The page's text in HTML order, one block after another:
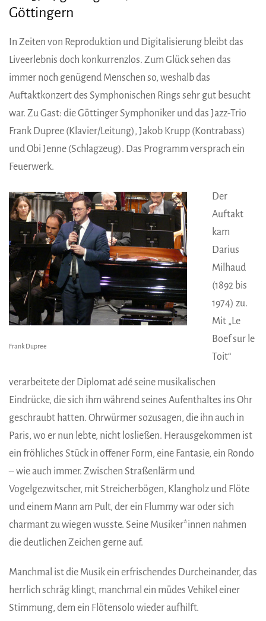
Göttingern
In Zeiten von Reproduktion und Digitalisierung bleibt das
Liveerlebnis doch konkurrenzlos. Zum Glück sehen das
immer noch genügend Menschen so, weshalb das
Auftaktkonzert des Symphonischen Rings sehr gut besucht
war. Zu Gast: die Göttinger Symphoniker und das Jazz-Trio
Frank Dupree (Klavier/Leitung), Jakob Krupp (Kontrabass)
und Obi Jenne (Schlagzeug). Das Programm versprach ein
Feuerwerk.
Frank Dupree
Der
Auftakt
kam
Darius
Milhaud
(1892 bis
1974) zu.
Mit „Le
Boef sur le
Toit“
verarbeitete der Diplomat adé seine musikalischen
Eindrücke, die sich ihm während seines Aufenthaltes ins Ohr
geschraubt hatten. Ohrwürmer sozusagen, die ihn auch in
Paris, wo er nun lebte, nicht losließen. Herausgekommen ist
ein fröhliches Stück in offener Form, eine Fantasie, ein Rondo
– wie auch immer. Zwischen Straßenlärm und
Vogelgezwitscher, mit Streicherbögen, Klangholz und Flöte
und einem Mann am Pult, der ein Flummy war oder sich
charmant zu wiegen wusste. Seine Musiker*innen nahmen
die deutlichen Zeichen gerne auf.
Manchmal ist die Musik ein erfrischendes Durcheinander, das
herrlich schräg klingt, manchmal ein müdes Vehikel einer
Stimmung, dem ein Flötensolo wieder aufhilft.